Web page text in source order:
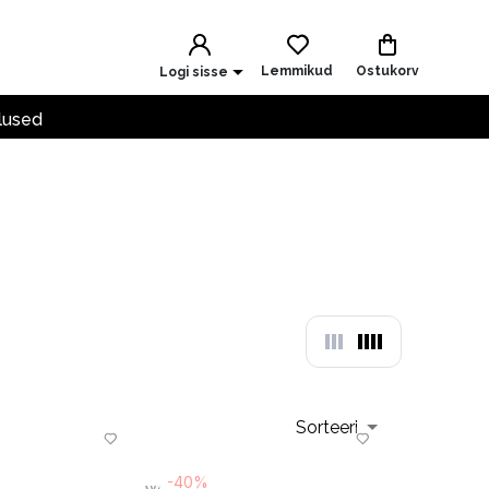
Logi sisse Lemmikud Ostukorv
Sorteeri
-40%